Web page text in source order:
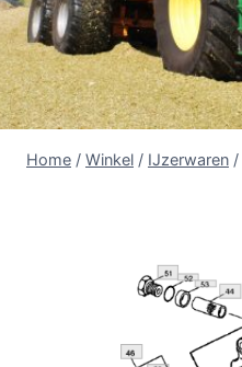
Home / Winkel / IJzerwaren /